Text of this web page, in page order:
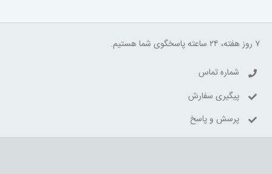
۷ روز هفته، ۲۴ ساعته پاسخگوی شما هستیم.
شماره تماس
پیگیری سفارش
پرسش و پاسخ